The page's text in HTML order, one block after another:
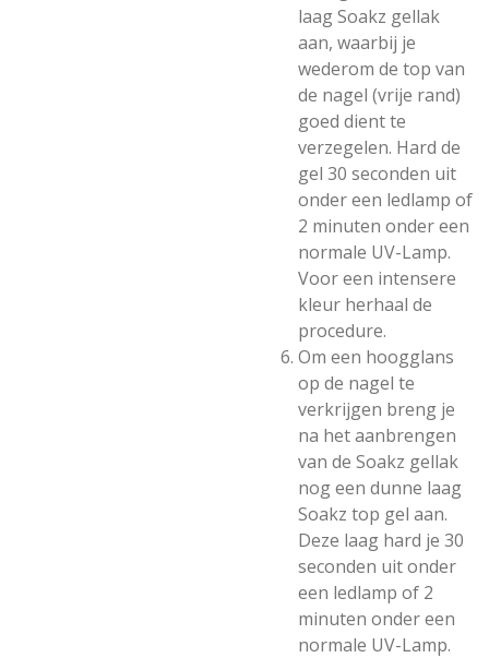
laag Soakz gellak
aan, waarbij je
wederom de top van
de nagel (vrije rand)
goed dient te
verzegelen. Hard de
gel 30 seconden uit
onder een ledlamp of
2 minuten onder een
normale UV-Lamp.
Voor een intensere
kleur herhaal de
procedure.
Om een hoogglans
op de nagel te
verkrijgen breng je
na het aanbrengen
van de Soakz gellak
nog een dunne laag
Soakz top gel aan.
Deze laag hard je 30
seconden uit onder
een ledlamp of 2
minuten onder een
normale UV-Lamp.